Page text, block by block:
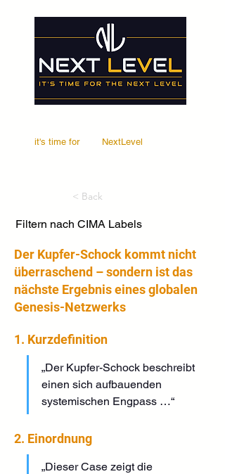
it's time for NextLevel
< Back
Filtern nach CIMA Labels
Der Kupfer-Schock kommt nicht
überraschend – sondern ist das
nächste Ergebnis eines globalen
Genesis-Netzwerks
1. Kurzdefinition
„Der Kupfer-Schock beschreibt
einen sich aufbauenden
systemischen Engpass …“
2. Einordnung
„Dieser Case zeigt die